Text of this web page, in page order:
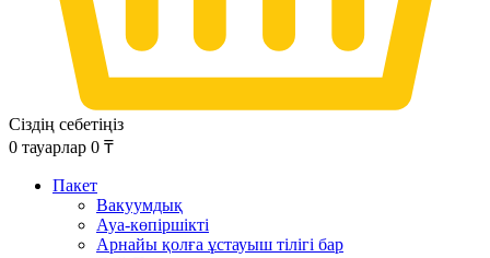
Сіздің себетіңіз
0 тауарлар 0 ₸
Пакет
Вакуумдық
Ауа-көпіршікті
Арнайы қолға ұстауыш тілігі бар